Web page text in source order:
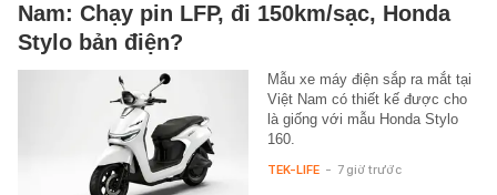
Nam: Chạy pin LFP, đi 150km/sạc, Honda
Stylo bản điện?
Mẫu xe máy điện sắp ra mắt tại
Việt Nam có thiết kế được cho
là giống với mẫu Honda Stylo
160.
TEK-LIFE - 7 giờ trước